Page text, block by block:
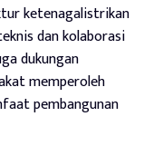
ketenagalistrikan
dan kolaborasi
dukungan
memperoleh
pembangunan